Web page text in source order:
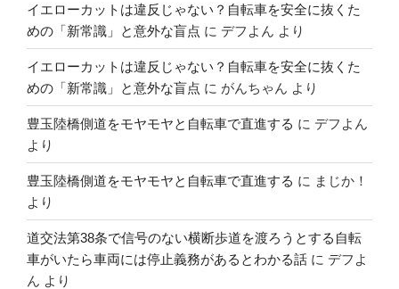
イエローカットは違反じゃない？自転車を安全に抜くた
めの「新常識」と意外な盲点 に デフよん より
イエローカットは違反じゃない？自転車を安全に抜くた
めの「新常識」と意外な盲点 に がんちゃん より
豊玉陸橋側道をモヤモヤと自転車で直進する に デフよん
より
豊玉陸橋側道をモヤモヤと自転車で直進する に まじか！
より
道交法第38条で信号のない横断歩道を渡ろうとする自転
車がいたら車両には停止義務があるとわかる話 に デフよ
ん より